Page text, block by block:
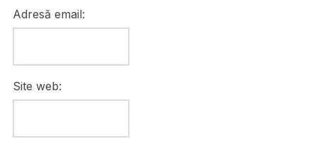
Adresă email:
Site web: